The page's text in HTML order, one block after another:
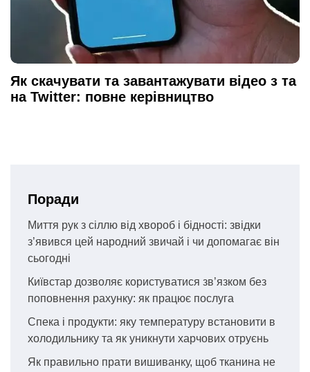
Як скачувати та завантажувати відео з та
на Twitter: повне керівництво
Поради
Миття рук з сіллю від хвороб і бідності: звідки
з’явився цей народний звичай і чи допомагає він
сьогодні
Київстар дозволяє користуватися зв’язком без
поповнення рахунку: як працює послуга
Спека і продукти: яку температуру встановити в
холодильнику та як уникнути харчових отруєнь
Як правильно прати вишиванку, щоб тканина не